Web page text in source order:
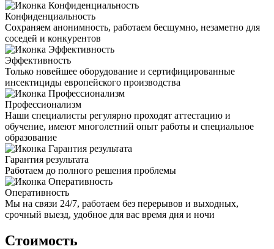
Конфиденциальность
Сохраняем анонимность, работаем бесшумно, незаметно для
соседей и конкурентов
Эффективность
Только новейшее оборудование и сертифицированные
инсектициды европейского производства
Профессионализм
Наши специалисты регулярно проходят аттестацию и
обучение, имеют многолетний опыт работы и специальное
образование
Гарантия результата
Работаем до полного решения проблемы
Оперативность
Мы на связи 24/7, работаем без перерывов и выходных,
срочный выезд, удобное для вас время дня и ночи
Стоимость